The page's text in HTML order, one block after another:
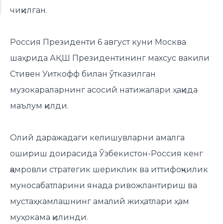
чиқилган.
Россия Президенти 6 август куни Москва
шаҳрида АҚШ Президентининг махсус вакили
Стивен Уиткофф билан ўтказилган
музокараларнинг асосий натижалари ҳақида
маълум қилди.
Олий даражадаги келишувларни амалга
ошириш доирасида Ўзбекистон-Россия кенг
қамровли стратегик шериклик ва иттифоқчилик
муносабатларини янада ривожлантириш ва
мустаҳкамлашнинг амалий жиҳатлари ҳам
муҳокама қилинди.